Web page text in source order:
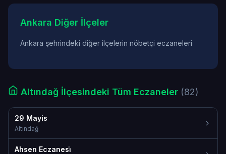
Ankara Diğer İlçeler
Ankara şehrindeki diğer ilçelerin nöbetçi eczaneleri
Altındağ İlçesindeki Tüm Eczaneler (82)
29 Mayis
Altındağ
Ahsen Eczanesi̇